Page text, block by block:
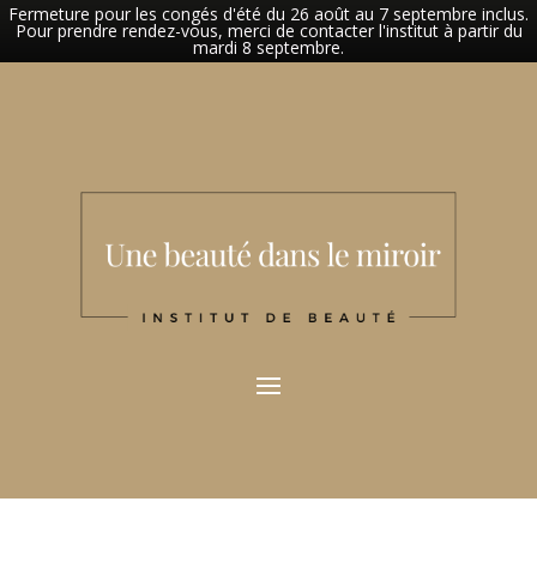
Fermeture pour les congés d'été du 26 août au 7 septembre inclus.
Pour prendre rendez-vous, merci de contacter l'institut à partir du
mardi 8 septembre.